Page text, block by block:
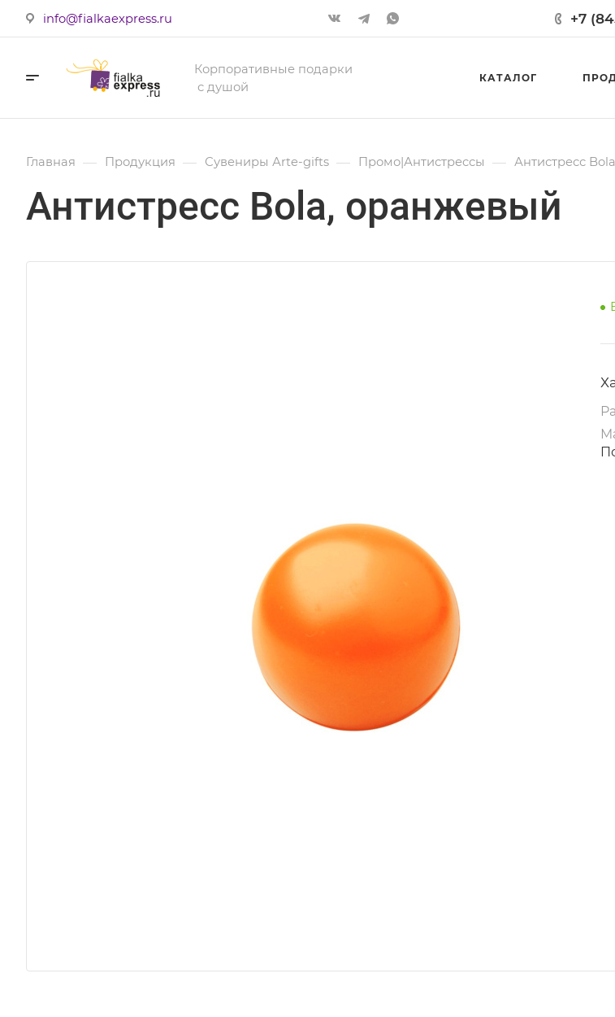
info@fialkaexpress.ru +7
Корпоративные подарки
с душой
КАТАЛОГ
Главная — Продукция — Сувениры Аrte-gifts — Промо|Антистрессы — Антистресс
Антистресс Bola, оранжевый